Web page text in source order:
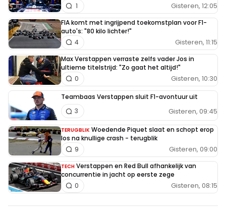
Gisteren, 12:05
1
FIA komt met ingrijpend toekomstplan voor F1-
auto's: "80 kilo lichter!"
Gisteren, 11:15
4
Max Verstappen verraste zelfs vader Jos in
ultieme titelstrijd: "Zo gaat het altijd!"
Gisteren, 10:30
0
Teambaas Verstappen sluit F1-avontuur uit
Gisteren, 09:45
3
TERUGBLIK Woedende Piquet slaat en schopt erop
los na knullige crash - terugblik
Gisteren, 09:00
9
TECH Verstappen en Red Bull afhankelijk van
concurrentie in jacht op eerste zege
Gisteren, 08:15
0